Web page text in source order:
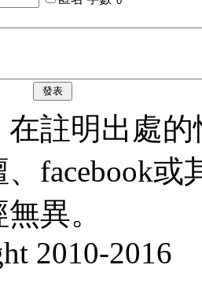
發表
在註明出處
facebook
異。
2010-2016